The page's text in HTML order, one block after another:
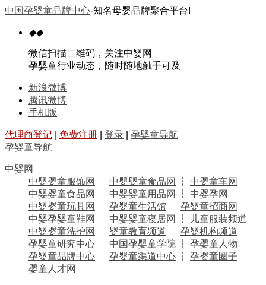
中国孕婴童品牌中心-知名母婴品牌聚合平台!
◆◆
微信扫描二维码，关注中婴网
孕婴童行业动态，随时随地触手可及
新浪微博
腾讯微博
手机版
代理商登记 免费注册 登录
孕婴童导航
孕婴童导航
中婴网
中婴婴童服饰网
┆ 中婴婴童食品网 ┆ 中婴童车网
中婴婴童食品网
┆ 中婴婴童用品网 ┆ 中婴孕网
中婴婴童玩具网
┆ 孕婴童生活馆 ┆ 孕婴童招商网
中婴孕婴童鞋网
┆ 中婴婴童寝居网 ┆
儿童服装频道
中婴婴童洗护网
┆ 婴童教育频道 ┆ 孕婴机构频道
孕婴童研究中心 ┆ 中国孕婴童学院 ┆ 孕婴童人物
孕婴童品牌中心 ┆ 孕婴童渠道中心 ┆ 孕婴童圈子
婴童人才网